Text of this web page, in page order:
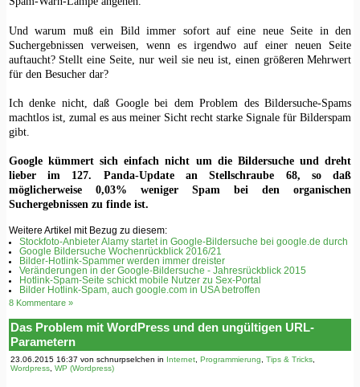
Und warum muß ein Bild immer sofort auf eine neue Seite in den
Suchergebnissen verweisen, wenn es irgendwo auf einer neuen Seite
auftaucht? Stellt eine Seite, nur weil sie neu ist, einen größeren Mehrwert
für den Besucher dar?
Ich denke nicht, daß Google bei dem Problem des Bildersuche-Spams
machtlos ist, zumal es aus meiner Sicht recht starke Signale für Bilderspam
gibt.
Google kümmert sich einfach nicht um die Bildersuche und dreht
lieber im 127. Panda-Update an Stellschraube 68, so daß
möglicherweise 0,03% weniger Spam bei den organischen
Suchergebnissen zu finde ist.
Weitere Artikel mit Bezug zu diesem:
Stockfoto-Anbieter Alamy startet in Google-Bildersuche bei google.de durch
Google Bildersuche Wochenrückblick 2016/21
Bilder-Hotlink-Spammer werden immer dreister
Veränderungen in der Google-Bildersuche - Jahresrückblick 2015
Hotlink-Spam-Seite schickt mobile Nutzer zu Sex-Portal
Bilder Hotlink-Spam, auch google.com in USA betroffen
8 Kommentare »
Das Problem mit WordPress und den ungültigen URL-
Parametern
23.06.2015 16:37 von schnurpselchen in Internet, Programmierung, Tips & Tricks,
Wordpress, WP (Wordpress)